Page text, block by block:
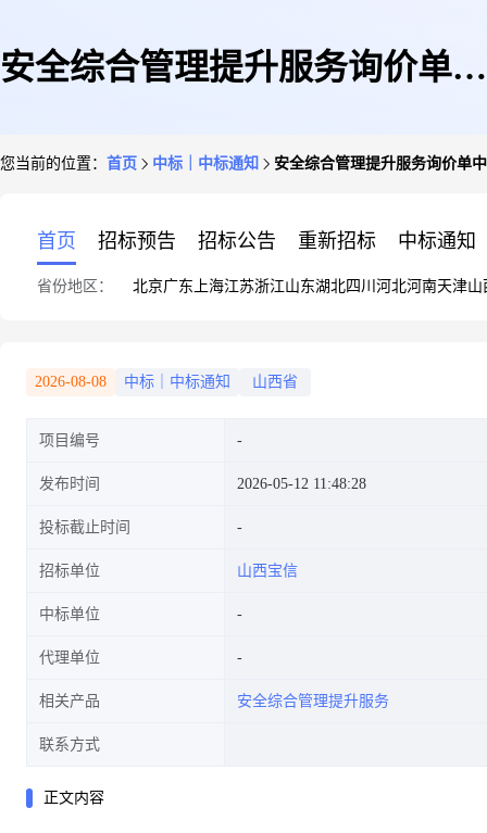
安全综合管理提升服务询价单中
您当前的位置： 首页 中标｜中标通知 安全综合管理提升服务询价单
首页 招标预告 招标公告 重新招标 中标通知
省份地区： 北京广东 上海江苏浙江山东湖北四川 河北河南天津山
2026-08-08 中标｜中标通知 山西省
项目编号
发布时间 2026-05-12 11:48:28
投标截止时间
招标单位 山西宝信
中标单位
代理单位
相关产品 安全综合管理提升服务
联系方式
正文内容